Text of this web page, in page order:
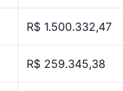
R$ 1.500.332,47
R$ 259.345,38